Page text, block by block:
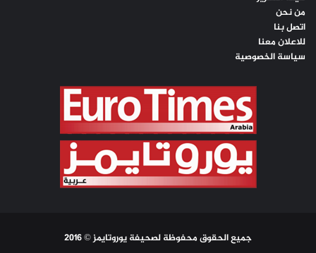
من نحن
اتصل بنا
للاعلان معنا
سياسة الخصوصية
جميع الحقوق محفوظة لصحيفة يوروتايمز © 2016